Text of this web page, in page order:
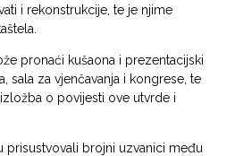
i rekonstrukcije, te je njime
pronaći kušaona i prezentacijski
sala za vjenčavanja i kongrese, te
o povijesti ove utvrde i
prisustvovali brojni uzvanici među